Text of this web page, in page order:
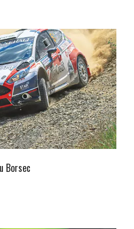
Borsec